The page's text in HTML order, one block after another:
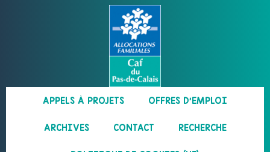
APPELS À PROJETS OFFRES D’EMPLOI
ARCHIVES CONTACT RECHERCHE